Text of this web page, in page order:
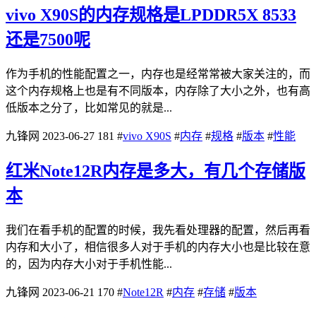
vivo X90S的内存规格是LPDDR5X 8533
还是7500呢
作为手机的性能配置之一，内存也是经常常被大家关注的，而
这个内存规格上也是有不同版本，内存除了大小之外，也有高
低版本之分了，比如常见的就是...
九锋网 2023-06-27 181 #vivo X90S #内存 #规格 #版本 #性能
红米Note12R内存是多大，有几个存储版
本
我们在看手机的配置的时候，我先看处理器的配置，然后再看
内存和大小了，相信很多人对于手机的内存大小也是比较在意
的，因为内存大小对于手机性能...
九锋网 2023-06-21 170 #Note12R #内存 #存储 #版本